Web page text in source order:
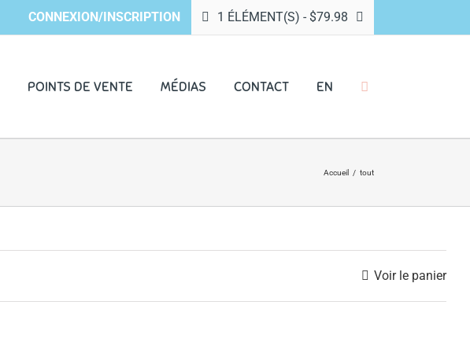
CONNEXION/INSCRIPTION 1 ÉLÉMENT(S) - $79.98
POINTS DE VENTE MÉDIAS CONTACT EN
Accueil / tout
Voir le panier